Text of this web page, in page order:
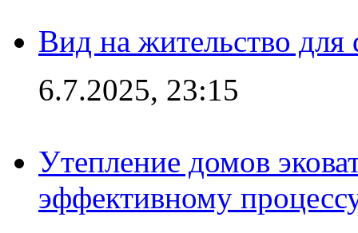
Вид на жительство
6.7.2025, 23:15
Утепление домов
эффективному